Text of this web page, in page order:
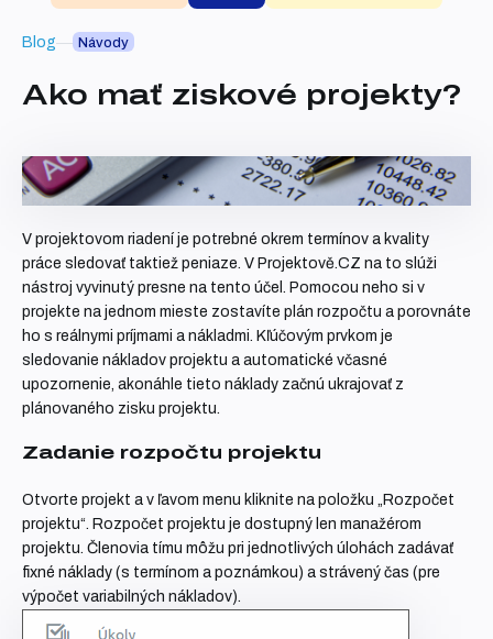
Blog Návody
Ako mať ziskové projekty?
V projektovom riadení je potrebné okrem termínov a kvality
práce sledovať taktiež peniaze. V Projektově.CZ na to slúži
nástroj vyvinutý presne na tento účel. Pomocou neho si v
projekte na jednom mieste zostavíte plán rozpočtu a porovnáte
ho s reálnymi príjmami a nákladmi. Kľúčovým prvkom je
sledovanie nákladov projektu a automatické včasné
upozornenie, akonáhle tieto náklady začnú ukrajovať z
plánovaného zisku projektu.
Zadanie rozpočtu projektu
Otvorte projekt a v ľavom menu kliknite na položku „Rozpočet
projektu“. Rozpočet projektu je dostupný len manažérom
projektu. Členovia tímu môžu pri jednotlivých úlohách zadávať
fixné náklady (s termínom a poznámkou) a strávený čas (pre
výpočet variabilných nákladov).